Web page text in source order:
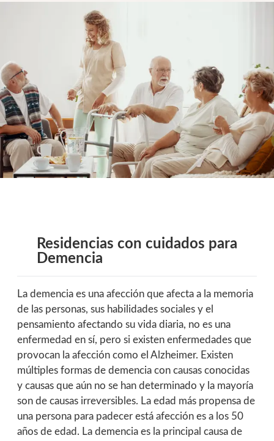
Residencias con cuidados para
Demencia
La demencia es una afección que afecta a la memoria
de las personas, sus habilidades sociales y el
pensamiento afectando su vida diaria, no es una
enfermedad en sí, pero si existen enfermedades que
provocan la afección como el Alzheimer. Existen
múltiples formas de demencia con causas conocidas
y causas que aún no se han determinado y la mayoría
son de causas irreversibles. La edad más propensa de
una persona para padecer está afección es a los 50
años de edad. La demencia es la principal causa de